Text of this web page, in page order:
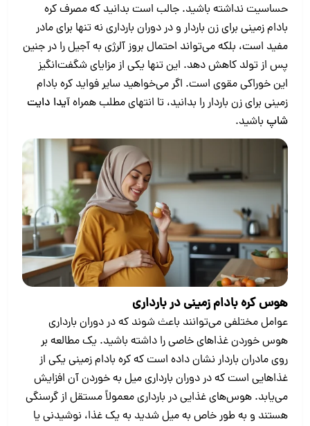
حساسیت نداشته باشید. جالب است بدانید که مصرف کره
بادام زمینی برای زن باردار و در دوران بارداری نه ‌تنها برای مادر
مفید است، بلکه می‌تواند احتمال بروز آلرژی به آجیل را در جنین
پس از تولد کاهش دهد. این تنها یکی از مزایای شگفت‌انگیز
این خوراکی مقوی است. اگر می‌خواهید سایر فواید کره بادام
زمینی برای زن باردار را بدانید، تا انتهای مطلب همراهآیدا دایت
شاپ باشید.
هوس کره بادام زمینی در بارداری
عوامل مختلفی می‌توانند باعث شوند که در دوران بارداری
هوس خوردن غذاهای خاصی را داشته باشید. یک مطالعه بر
روی مادران باردار نشان داده است که کره بادام زمینی یکی از
غذاهایی است که در دوران بارداری میل به خوردن آن افزایش
می‌یابد. هوس‌های غذایی در بارداری معمولاً مستقل از گرسنگی
هستند و به ‌طور خاص به میل شدید به یک غذا، نوشیدنی یا